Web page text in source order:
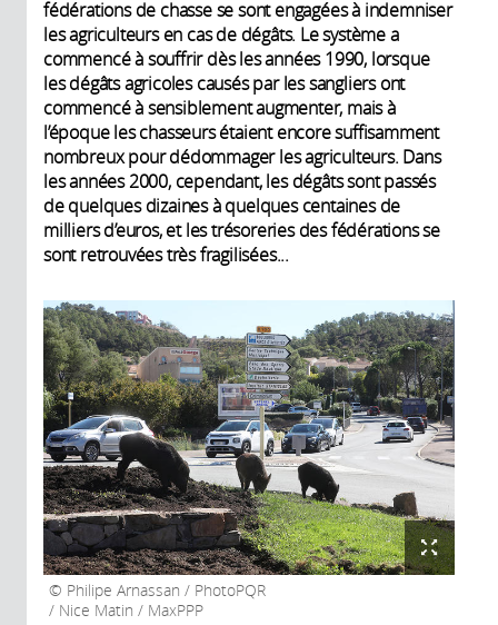
fédérations de chasse se sont engagées à indemniser
les agriculteurs en cas de dégâts. Le système a
commencé à souffrir dès les années 1990, lorsque
les dégâts agricoles causés par les sangliers ont
commencé à sensiblement augmenter, mais à
l’époque les chasseurs étaient encore suffisamment
nombreux pour dédommager les agriculteurs. Dans
les années 2000, cependant, les dégâts sont passés
de quelques dizaines à quelques centaines de
milliers d’euros, et les trésoreries des fédérations se
sont retrouvées très fragilisées...
Philipe Arnassan / PhotoPQR
/ Nice Matin / MaxPPP